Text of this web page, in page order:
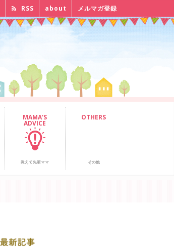
RSS about メルマガ登録
MAMA'S
ADVICE
教えて先輩ママ
OTHERS
その他